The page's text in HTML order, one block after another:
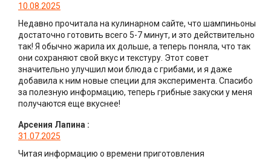
10.08.2025
Недавно прочитала на кулинарном сайте, что шампиньоны
достаточно готовить всего 5-7 минут, и это действительно
так! Я обычно жарила их дольше, а теперь поняла, что так
они сохраняют свой вкус и текстуру. Этот совет
значительно улучшил мои блюда с грибами, и я даже
добавила к ним новые специи для эксперимента. Спасибо
за полезную информацию, теперь грибные закуски у меня
получаются еще вкуснее!
Арсения Лапина :
31.07.2025
Читая информацию о времени приготовления